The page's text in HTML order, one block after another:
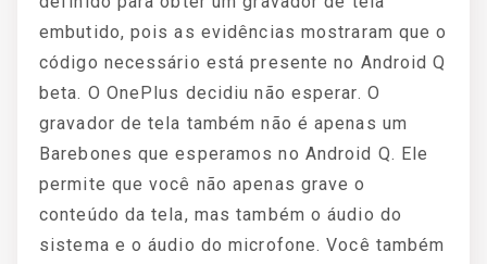
embutido, pois as evidências mostraram que o
código necessário está presente no Android Q
beta. O OnePlus decidiu não esperar. O
gravador de tela também não é apenas um
Barebones que esperamos no Android Q. Ele
permite que você não apenas grave o
conteúdo da tela, mas também o áudio do
sistema e o áudio do microfone. Você também